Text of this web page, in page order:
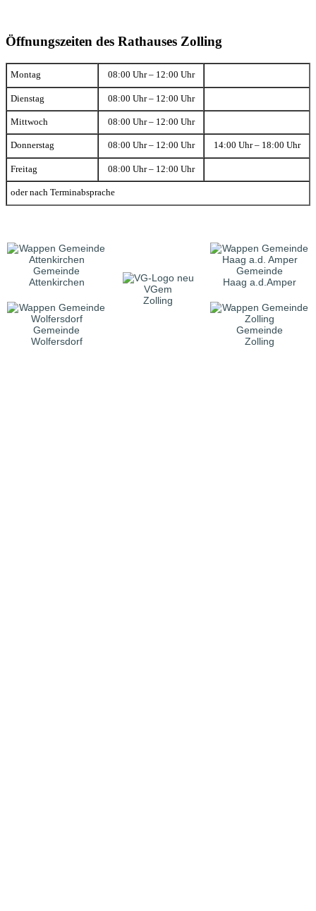
Öffnungszeiten des Rathauses Zolling
Montag 08:00 Uhr – 12:00 Uhr
Dienstag 08:00 Uhr – 12:00 Uhr
Mittwoch 08:00 Uhr – 12:00 Uhr
Donnerstag 08:00 Uhr – 12:00 Uhr 14:00 Uhr – 18:00 Uhr
Freitag 08:00 Uhr – 12:00 Uhr
oder nach Terminabsprache
Gemeinde
Attenkirchen
VGem
Zolling
Gemeinde
Haag a.d.Amper
Gemeinde
Wolfersdorf
Gemeinde
Zolling